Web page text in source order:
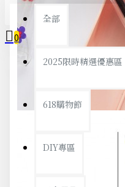
全部
2025限時精選優惠區
618購物節
DIY專區
0
您的購物車內沒有商品！